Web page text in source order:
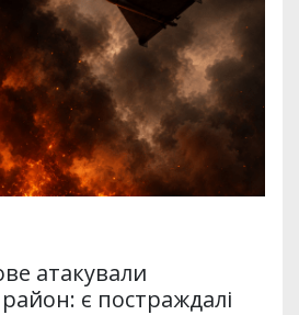
атакували
є постраждалі